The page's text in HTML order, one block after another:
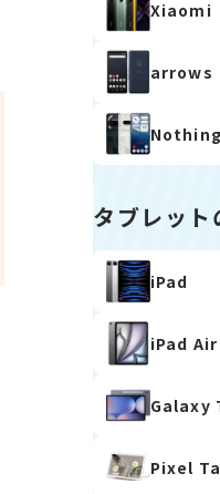
Xiaomi
arrows
タブレット
iPad
iPad Air
Galaxy
Pixel